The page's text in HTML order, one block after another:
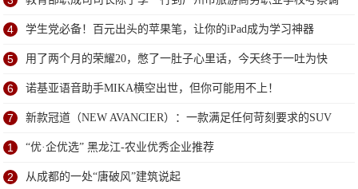
研
4 学生党必备！百元出头的苹果笔，让你的iPad成为学习神器
5 用了两个月的荣耀20，憋了一肚子心里话，今天终于一吐为快
6 诺基亚语音助手MIKA横空出世，但你可能用不上！
7 新款冠道（NEW AVANCIER）：一款满足任何苛刻要求的SUV
1 “优·企优选” 黑龙江-农业优秀企业推荐
2 从成都的一处“唐破风”建筑说起